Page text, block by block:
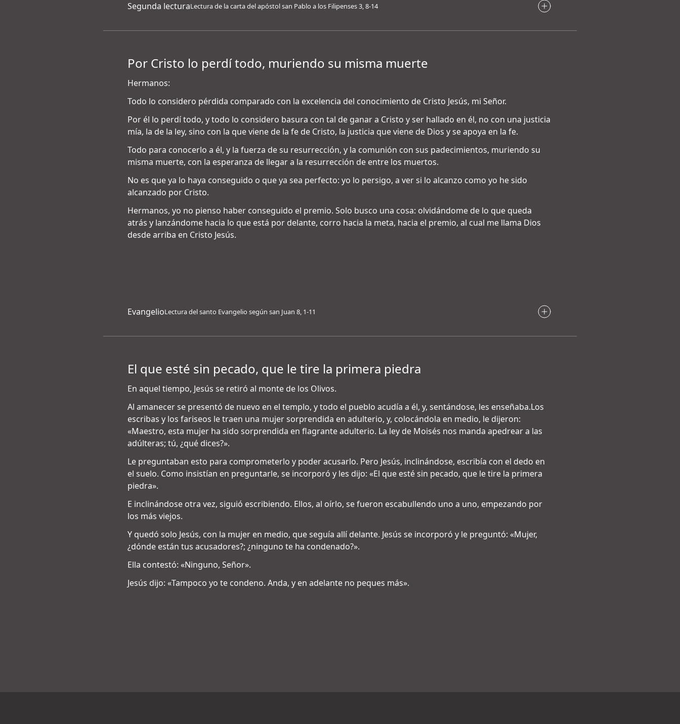
Segunda lecturaLectura de la carta del apóstol san Pablo a los Filipenses 3, 8-14
Por Cristo lo perdí todo, muriendo su misma muerte
Hermanos:
Todo lo considero pérdida comparado con la excelencia del conocimiento de Cristo Jesús, mi Señor.
Por él lo perdí todo, y todo lo considero basura con tal de ganar a Cristo y ser hallado en él, no con una justicia
mía, la de la ley, sino con la que viene de la fe de Cristo, la justicia que viene de Dios y se apoya en la fe.
Todo para conocerlo a él, y la fuerza de su resurrección, y la comunión con sus padecimientos, muriendo su
misma muerte, con la esperanza de llegar a la resurrección de entre los muertos.
No es que ya lo haya conseguido o que ya sea perfecto: yo lo persigo, a ver si lo alcanzo como yo he sido
alcanzado por Cristo.
Hermanos, yo no pienso haber conseguido el premio. Solo busco una cosa: olvidándome de lo que queda
atrás y lanzándome hacia lo que está por delante, corro hacia la meta, hacia el premio, al cual me llama Dios
desde arriba en Cristo Jesús.
EvangelioLectura del santo Evangelio según san Juan 8, 1-11
El que esté sin pecado, que le tire la primera piedra
En aquel tiempo, Jesús se retiró al monte de los Olivos.
Al amanecer se presentó de nuevo en el templo, y todo el pueblo acudía a él, y, sentándose, les enseñaba.Los
escribas y los fariseos le traen una mujer sorprendida en adulterio, y, colocándola en medio, le dijeron:
«Maestro, esta mujer ha sido sorprendida en flagrante adulterio. La ley de Moisés nos manda apedrear a las
adúlteras; tú, ¿qué dices?».
Le preguntaban esto para comprometerlo y poder acusarlo. Pero Jesús, inclinándose, escribía con el dedo en
el suelo. Como insistían en preguntarle, se incorporó y les dijo: «El que esté sin pecado, que le tire la primera
piedra».
E inclinándose otra vez, siguió escribiendo. Ellos, al oírlo, se fueron escabullendo uno a uno, empezando por
los más viejos.
Y quedó solo Jesús, con la mujer en medio, que seguía allí delante. Jesús se incorporó y le preguntó: «Mujer,
¿dónde están tus acusadores?; ¿ninguno te ha condenado?».
Ella contestó: «Ninguno, Señor».
Jesús dijo: «Tampoco yo te condeno. Anda, y en adelante no peques más».